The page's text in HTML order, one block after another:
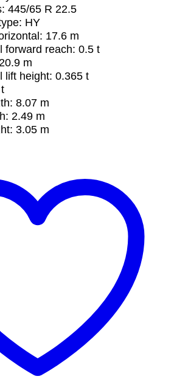
445/65 R 22.5
HY
17.6 m
forward reach: 0.5 t
m
lift height: 0.365 t
8.07 m
2.49 m
3.05 m